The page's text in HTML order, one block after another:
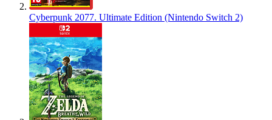
Cyberpunk 2077. Ultimate Edition (Nintendo Switch 2)